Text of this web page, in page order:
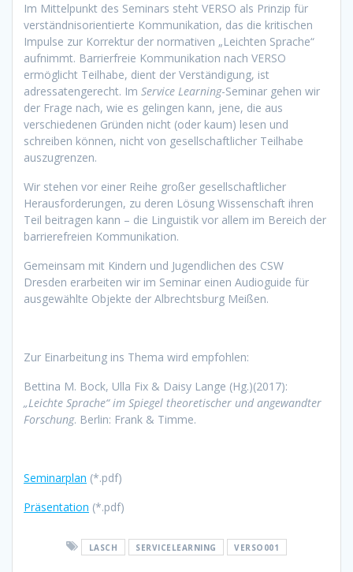
Im Mittelpunkt des Seminars steht VERSO als Prinzip für
verständnisorientierte Kommunikation, das die kritischen
Impulse zur Korrektur der normativen „Leichten Sprache“
aufnimmt. Barrierfreie Kommunikation nach VERSO
ermöglicht Teilhabe, dient der Verständigung, ist
adressatengerecht. Im Service Learning-Seminar gehen wir
der Frage nach, wie es gelingen kann, jene, die aus
verschiedenen Gründen nicht (oder kaum) lesen und
schreiben können, nicht von gesellschaftlicher Teilhabe
auszugrenzen.
Wir stehen vor einer Reihe großer gesellschaftlicher
Herausforderungen, zu deren Lösung Wissenschaft ihren
Teil beitragen kann – die Linguistik vor allem im Bereich der
barrierefreien Kommunikation.
Gemeinsam mit Kindern und Jugendlichen des CSW
Dresden erarbeiten wir im Seminar einen Audioguide für
ausgewählte Objekte der Albrechtsburg Meißen.
Zur Einarbeitung ins Thema wird empfohlen:
Bettina M. Bock, Ulla Fix & Daisy Lange (Hg.)(2017):
„Leichte Sprache“ im Spiegel theoretischer und angewandter
Forschung. Berlin: Frank & Timme.
Seminarplan (*.pdf)
Präsentation (*.pdf)
LASCH SERVICELEARNING VERSO001